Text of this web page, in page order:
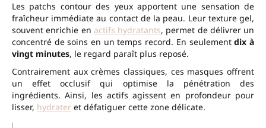
Les patchs contour des yeux apportent une sensation de
fraîcheur immédiate au contact de la peau. Leur texture gel,
souvent enrichie en actifs hydratants, permet de délivrer un
concentré de soins en un temps record. En seulementdix à
vingt minutes, le regard paraît plus reposé.
Contrairement aux crèmes classiques, ces masques offrent
un effet occlusif qui optimise la pénétration des
ingrédients. Ainsi, les actifs agissent en profondeur pour
lisser, hydrater et défatiguer cette zone délicate.